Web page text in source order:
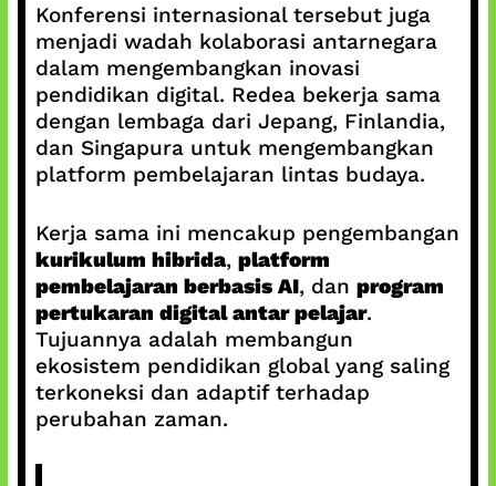
Konferensi internasional tersebut juga
menjadi wadah kolaborasi antarnegara
dalam mengembangkan inovasi
pendidikan digital. Redea bekerja sama
dengan lembaga dari Jepang, Finlandia,
dan Singapura untuk mengembangkan
platform pembelajaran lintas budaya.
Kerja sama ini mencakup pengembangan
kurikulum hibrida, platform
pembelajaran berbasis AI, dan program
pertukaran digital antar pelajar.
Tujuannya adalah membangun
ekosistem pendidikan global yang saling
terkoneksi dan adaptif terhadap
perubahan zaman.